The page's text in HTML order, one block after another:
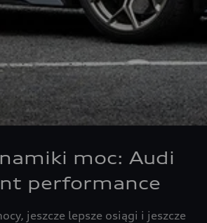
moc: Audi
performance
jeszcze lepsze osiągi i jeszcze